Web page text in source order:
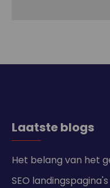
Laatste blogs
Het belang van het
SEO